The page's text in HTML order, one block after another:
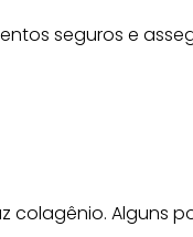
seguros e
Alguns